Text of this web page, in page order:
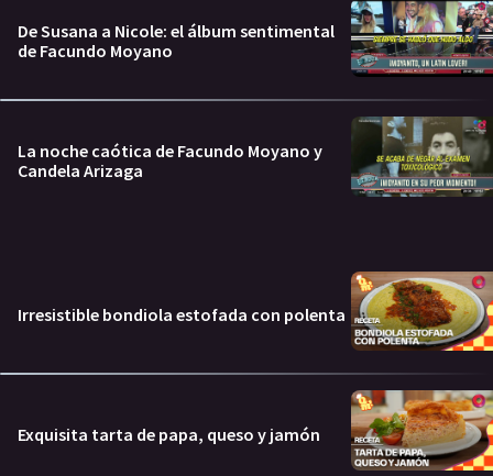
De Susana a Nicole: el álbum sentimental
de Facundo Moyano
La noche caótica de Facundo Moyano y
Candela Arizaga
Irresistible bondiola estofada con polenta
Exquisita tarta de papa, queso y jamón